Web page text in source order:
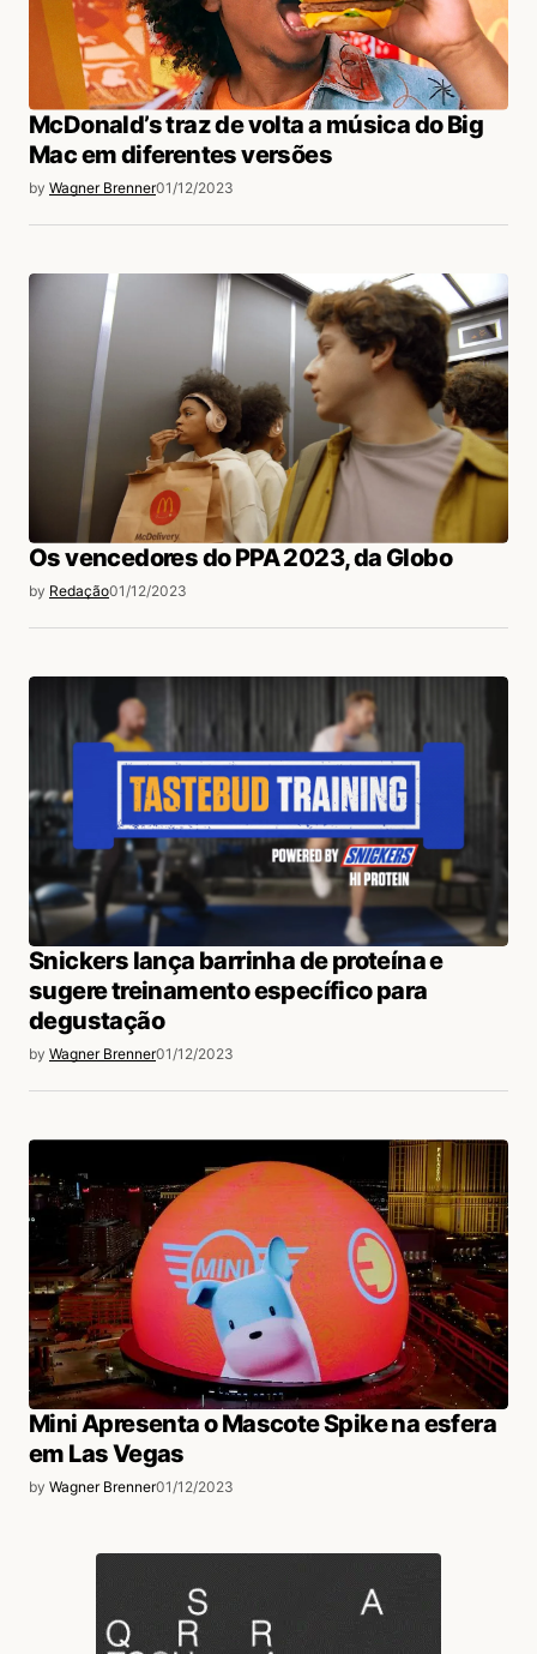
McDonald’s traz de volta a música do Big
Mac em diferentes versões
by Wagner Brenner01/12/2023
Os vencedores do PPA 2023, da Globo
by Redação01/12/2023
Snickers lança barrinha de proteína e
sugere treinamento específico para
degustação
by Wagner Brenner01/12/2023
Mini Apresenta o Mascote Spike na esfera
em Las Vegas
by Wagner Brenner01/12/2023